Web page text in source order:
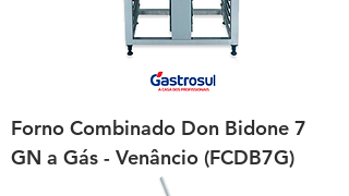
Forno Combinado Don Bidone 7
GN a Gás - Venâncio (FCDB7G)